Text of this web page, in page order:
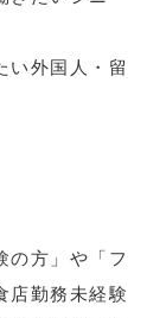
い外国人・留
の方」や「フ
店勤務未経験